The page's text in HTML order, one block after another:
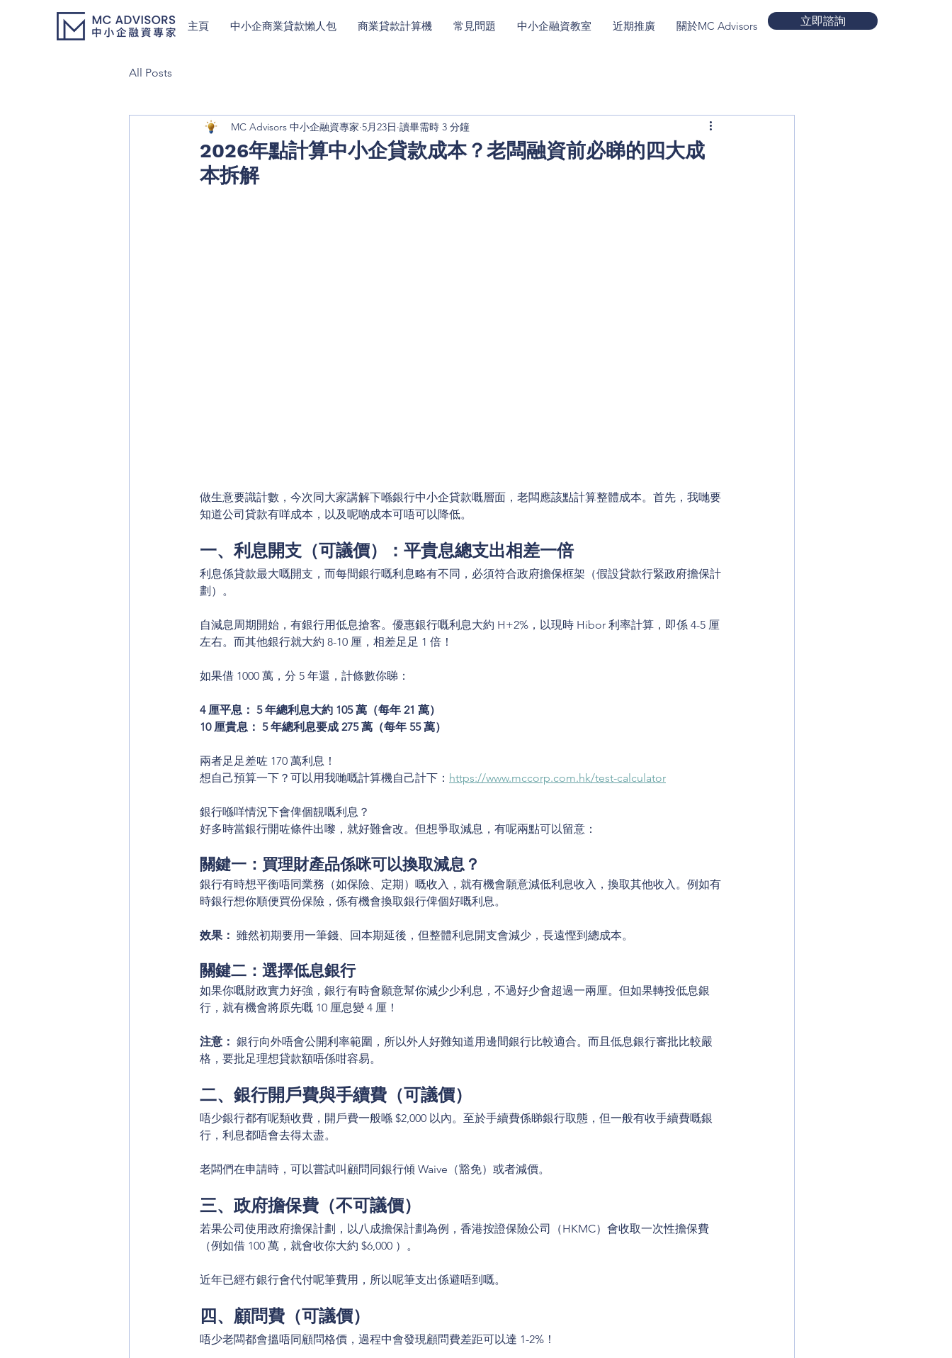
主頁 中小企商業貸款懶人包 商業貸款計算機 常見問題 中小企融資教室 近期推廣 關於MC Advisors More立即諮詢
All Posts
2026年點計算中小企貸款成本？老闆融資前必睇的四大成
本拆解
MC Advisors 中小企融資專家 5月23日 讀畢需時 3 分鐘
做生意要識計數，今次同大家講解下喺銀行中小企貸款嘅層面，老闆應該點計算整體成本。首先，我哋要
知道公司貸款有咩成本，以及呢啲成本可唔可以降低。
一、利息開支（可議價）：平貴息總支出相差一倍
利息係貸款最大嘅開支，而每間銀行嘅利息略有不同，必須符合政府擔保框架（假設貸款行緊政府擔保計
劃）。
自減息周期開始，有銀行用低息搶客。優惠銀行嘅利息大約 H+2%，以現時 Hibor 利率計算，即係 4-5 厘
左右。而其他銀行就大約 8-10 厘，相差足足 1 倍！
如果借 1000 萬，分 5 年還，計條數你睇：
4 厘平息： 5 年總利息大約 105 萬（每年 21 萬）
10 厘貴息： 5 年總利息要成 275 萬（每年 55 萬）
兩者足足差咗 170 萬利息！
想自己預算一下？可以用我哋嘅計算機自己計下： https://www.mccorp.com.hk/test-calculator
銀行喺咩情況下會俾個靚嘅利息？
好多時當銀行開咗條件出嚟，就好難會改。但想爭取減息，有呢兩點可以留意：
關鍵一：買理財產品係咪可以換取減息？
銀行有時想平衡唔同業務（如保險、定期）嘅收入，就有機會願意減低利息收入，換取其他收入。例如有
時銀行想你順便買份保險，係有機會換取銀行俾個好嘅利息。
效果： 雖然初期要用一筆錢、回本期延後，但整體利息開支會減少，長遠慳到總成本。
關鍵二：選擇低息銀行
如果你嘅財政實力好強，銀行有時會願意幫你減少少利息，不過好少會超過一兩厘。但如果轉投低息銀
行，就有機會將原先嘅 10 厘息變 4 厘！
注意： 銀行向外唔會公開利率範圍，所以外人好難知道用邊間銀行比較適合。而且低息銀行審批比較嚴
格，要批足理想貸款額唔係咁容易。
二、銀行開戶費與手續費（可議價）
唔少銀行都有呢類收費，開戶費一般喺 $2,000 以內。至於手續費係睇銀行取態，但一般有收手續費嘅銀
行，利息都唔會去得太盡。
老闆們在申請時，可以嘗試叫顧問同銀行傾 Waive（豁免）或者減價。
三、政府擔保費（不可議價）
若果公司使用政府擔保計劃，以八成擔保計劃為例，香港按證保險公司（HKMC）會收取一次性擔保費
（例如借 100 萬，就會收你大約 $6,000 ）。
近年已經冇銀行會代付呢筆費用，所以呢筆支出係避唔到嘅。
四、顧問費（可議價）
唔少老闆都會搵唔同顧問格價，過程中會發現顧問費差距可以達 1-2%！